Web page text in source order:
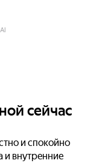
сейчас
и спокойно
и внутренние